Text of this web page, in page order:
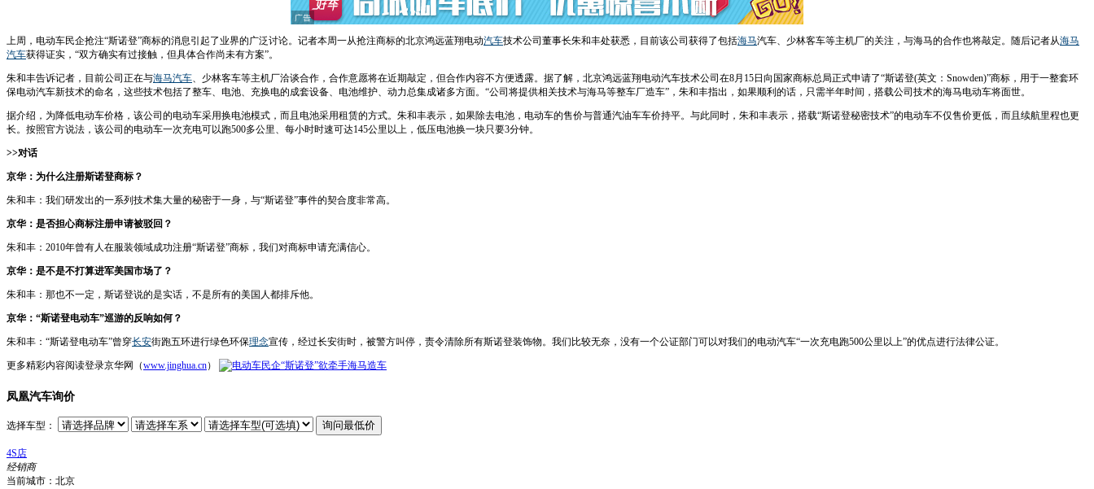
上周，电动车民企抢注“斯诺登”商标的消息引起了业界的广泛讨论。记者本周一从抢注商标的北京鸿远蓝翔电动汽车技术公司董事长朱和丰处获悉，目前该公司获得了包括海马汽车、少林客车等主机厂的关注，与海马的合作也将敲定。随后记者从海马
汽车获得证实，“双方确实有过接触，但具体合作尚未有方案”。
朱和丰告诉记者，目前公司正在与海马汽车、少林客车等主机厂洽谈合作，合作意愿将在近期敲定，但合作内容不方便透露。据了解，北京鸿远蓝翔电动汽车技术公司在8月15日向国家商标总局正式申请了“斯诺登(英文：Snowden)”商标，用于一整套环
保电动汽车新技术的命名，这些技术包括了整车、电池、充换电的成套设备、电池维护、动力总集成诸多方面。“公司将提供相关技术与海马等整车厂造车”，朱和丰指出，如果顺利的话，只需半年时间，搭载公司技术的海马电动车将面世。
据介绍，为降低电动车价格，该公司的电动车采用换电池模式，而且电池采用租赁的方式。朱和丰表示，如果除去电池，电动车的售价与普通汽油车车价持平。与此同时，朱和丰表示，搭载“斯诺登秘密技术”的电动车不仅售价更低，而且续航里程也更
长。按照官方说法，该公司的电动车一次充电可以跑500多公里、每小时时速可达145公里以上，低压电池换一块只要3分钟。
>>对话
京华：为什么注册斯诺登商标？
朱和丰：我们研发出的一系列技术集大量的秘密于一身，与“斯诺登”事件的契合度非常高。
京华：是否担心商标注册申请被驳回？
朱和丰：2010年曾有人在服装领域成功注册“斯诺登”商标，我们对商标申请充满信心。
京华：是不是不打算进军美国市场了？
朱和丰：那也不一定，斯诺登说的是实话，不是所有的美国人都排斥他。
京华：“斯诺登电动车”巡游的反响如何？
朱和丰：“斯诺登电动车”曾穿长安街跑五环进行绿色环保理念宣传，经过长安街时，被警方叫停，责令清除所有斯诺登装饰物。我们比较无奈，没有一个公证部门可以对我们的电动汽车“一次充电跑500公里以上”的优点进行法律公证。
更多精彩内容阅读登录京华网（www.jinghua.cn）
凤凰汽车询价
选择车型：
4S店
经销商
当前城市： 北京